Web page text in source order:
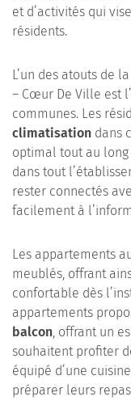
et d’activités qui
résidents.
L’un des atouts de
– Cœur De Ville est
communes. Les
climatisation dans
optimal tout au long
dans tout
rester connectés
facilement à
Les appartements
meublés, offrant
confortable dès
appartements
balcon, offrant un
souhaitent profiter
équipé d’une
préparer leurs